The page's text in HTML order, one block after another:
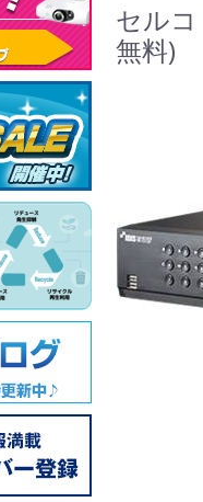
セルコ
無料)